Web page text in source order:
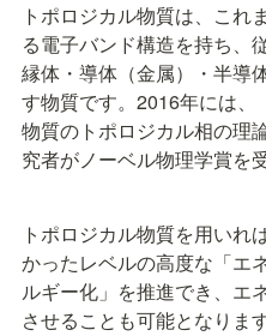
トポロジカル物質は、これ
る電子バンド構造を持ち、
縁体・導体（金属）・半導
す物質です。2016年には
物質のトポロジカル相の理
究者がノーベル物理学賞を
トポロジカル物質を用いれ
かったレベルの高度な「エ
ルギー化」を推進でき、エ
させることも可能となります